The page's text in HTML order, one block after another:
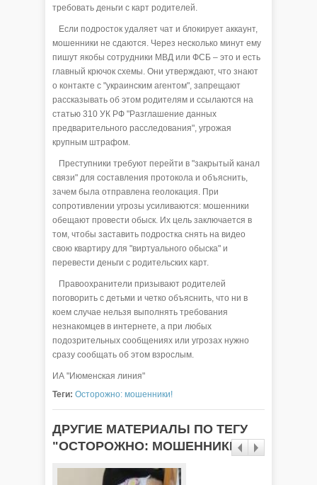
требовать деньги с карт родителей.
Если подросток удаляет чат и блокирует аккаунт,
мошенники не сдаются. Через несколько минут ему
пишут якобы сотрудники МВД или ФСБ – это и есть
главный крючок схемы. Они утверждают, что знают
о контакте с "украинским агентом", запрещают
рассказывать об этом родителям и ссылаются на
статью 310 УК РФ "Разглашение данных
предварительного расследования", угрожая
крупным штрафом.
Преступники требуют перейти в "закрытый канал
связи" для составления протокола и объяснить,
зачем была отправлена геолокация. При
сопротивлении угрозы усиливаются: мошенники
обещают провести обыск. Их цель заключается в
том, чтобы заставить подростка снять на видео
свою квартиру для "виртуального обыска" и
перевести деньги с родительских карт.
Правоохранители призывают родителей
поговорить с детьми и четко объяснить, что ни в
коем случае нельзя выполнять требования
незнакомцев в интернете, а при любых
подозрительных сообщениях или угрозах нужно
сразу сообщать об этом взрослым.
ИА "Июменская линия"
Теги: Осторожно: мошенники!
ДРУГИЕ МАТЕРИАЛЫ ПО ТЕГУ
"ОСТОРОЖНО: МОШЕННИКИ!"